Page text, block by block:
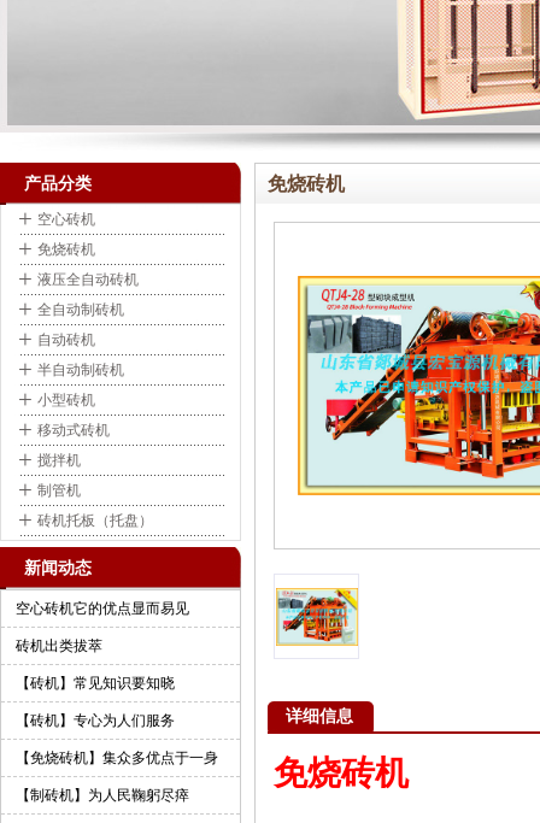
产品分类
+ 空心砖机
+ 免烧砖机
+ 液压全自动砖机
+ 全自动制砖机
+ 自动砖机
+ 半自动制砖机
+ 小型砖机
+ 移动式砖机
+ 搅拌机
+ 制管机
+ 砖机托板（托盘）
新闻动态
空心砖机它的优点显而易见
砖机出类拔萃
【砖机】常见知识要知晓
【砖机】专心为人们服务
【免烧砖机】集众多优点于一身
【制砖机】为人民鞠躬尽瘁
免烧砖机
详细信息
免烧砖机